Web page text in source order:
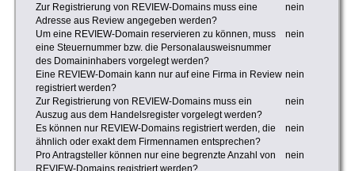
Zur Registrierung von REVIEW-Domains muss eine
Adresse aus Review angegeben werden?
nein
Um eine REVIEW-Domain reservieren zu können, muss
eine Steuernummer bzw. die Personalausweisnummer
des Domaininhabers vorgelegt werden?
nein
Eine REVIEW-Domain kann nur auf eine Firma in Review
registriert werden?
nein
Zur Registrierung von REVIEW-Domains muss ein
Auszug aus dem Handelsregister vorgelegt werden?
nein
Es können nur REVIEW-Domains registriert werden, die
ähnlich oder exakt dem Firmennamen entsprechen?
nein
Pro Antragsteller können nur eine begrenzte Anzahl von
REVIEW-Domains registriert werden?
nein